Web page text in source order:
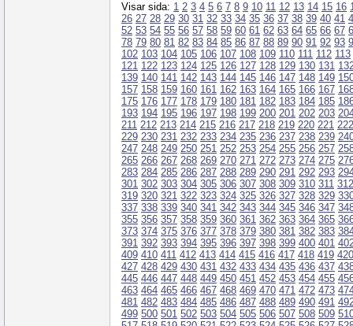
Visar sida: 1 2 3 4 5 6 7 8 9 10 11 12 13 14 15 16
26 27 28 29 30 31 32 33 34 35 36 37 38 39 40 41
52 53 54 55 56 57 58 59 60 61 62 63 64 65 66 67
78 79 80 81 82 83 84 85 86 87 88 89 90 91 92 93
102 103 104 105 106 107 108 109 110 111 112 113
121 122 123 124 125 126 127 128 129 130 131
139 140 141 142 143 144 145 146 147 148 149
157 158 159 160 161 162 163 164 165 166 167
175 176 177 178 179 180 181 182 183 184 185
193 194 195 196 197 198 199 200 201 202 203
211 212 213 214 215 216 217 218 219 220 221 222
229 230 231 232 233 234 235 236 237 238 239
247 248 249 250 251 252 253 254 255 256 257
265 266 267 268 269 270 271 272 273 274 275
283 284 285 286 287 288 289 290 291 292 293
301 302 303 304 305 306 307 308 309 310 311 312
319 320 321 322 323 324 325 326 327 328 329
337 338 339 340 341 342 343 344 345 346 347
355 356 357 358 359 360 361 362 363 364 365
373 374 375 376 377 378 379 380 381 382 383
391 392 393 394 395 396 397 398 399 400 401
409 410 411 412 413 414 415 416 417 418 419 420
427 428 429 430 431 432 433 434 435 436 437
445 446 447 448 449 450 451 452 453 454 455
463 464 465 466 467 468 469 470 471 472 473
481 482 483 484 485 486 487 488 489 490 491
499 500 501 502 503 504 505 506 507 508 509